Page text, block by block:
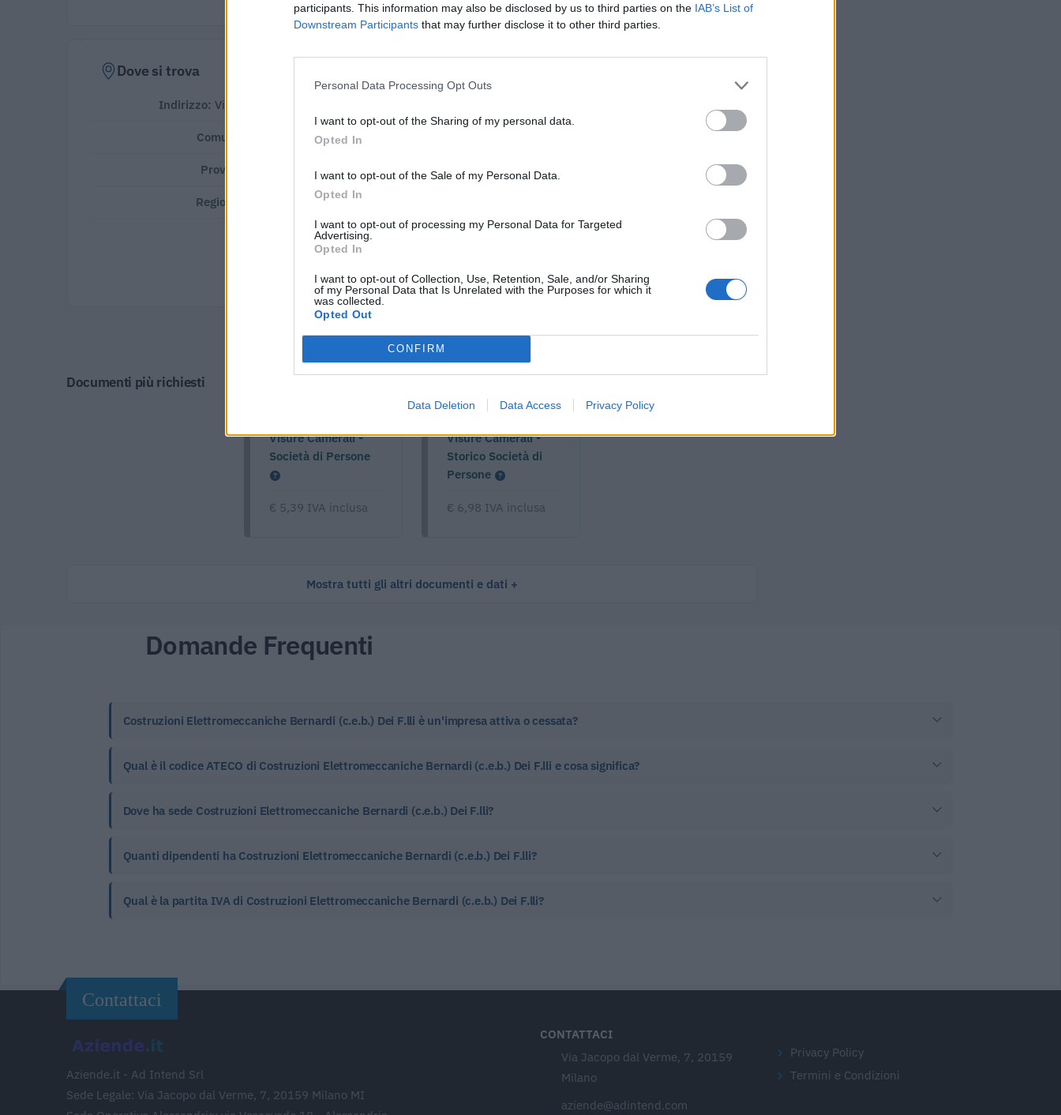
participants. This information may also be disclosed by us to third parties on the IAB’s List of
Downstream Participants that may further disclose it to other third parties.
Personal Data Processing Opt Outs
I want to opt-out of the Sharing of my personal data.
Opted In
I want to opt-out of the Sale of my Personal Data.
Opted In
I want to opt-out of processing my Personal Data for Targeted
Advertising.
Opted In
I want to opt-out of Collection, Use, Retention, Sale, and/or Sharing
of my Personal Data that Is Unrelated with the Purposes for which it
was collected.
Opted Out
CONFIRM
Data Deletion Data Access Privacy Policy
Dove si trova
Indirizzo: Via Cuneo 166, 12010
Comune:
Provincia:
Regione:
Tutti i documenti e servizi disponibili →
Documenti più richiesti
Visure Camerali -
Società di Persone
€ 5,39 IVA inclusa
Visure Camerali -
Storico Società di
Persone
€ 6,98 IVA inclusa
Mostra tutti gli altri documenti e dati
Domande Frequenti
Costruzioni Elettromeccaniche Bernardi (c.e.b.) Dei F.lli è un'impresa attiva o cessata?
Qual è il codice ATECO di Costruzioni Elettromeccaniche Bernardi (c.e.b.) Dei F.lli e cosa significa?
Dove ha sede Costruzioni Elettromeccaniche Bernardi (c.e.b.) Dei F.lli?
Quanti dipendenti ha Costruzioni Elettromeccaniche Bernardi (c.e.b.) Dei F.lli?
Qual è la partita IVA di Costruzioni Elettromeccaniche Bernardi (c.e.b.) Dei F.lli?
Contattaci
Aziende.it - Ad Intend Srl
Sede Legale: Via Jacopo dal Verme, 7, 20159 Milano MI
CONTATTACI
Via Jacopo dal Verme, 7, 20159
Milano
aziende@adintend.com
Privacy Policy
Termini e Condizioni